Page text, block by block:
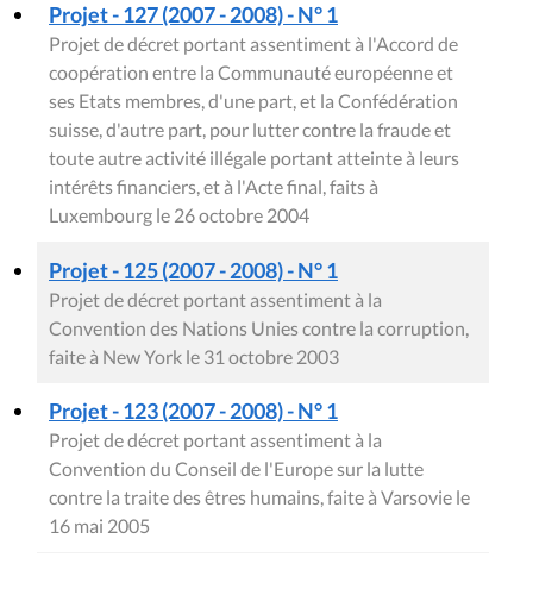
Projet - 127 (2007 - 2008) - N° 1
Projet de décret portant assentiment à l'Accord de
coopération entre la Communauté européenne et
ses Etats membres, d'une part, et la Confédération
suisse, d'autre part, pour lutter contre la fraude et
toute autre activité illégale portant atteinte à leurs
intérêts financiers, et à l'Acte final, faits à
Luxembourg le 26 octobre 2004
Projet - 125 (2007 - 2008) - N° 1
Projet de décret portant assentiment à la
Convention des Nations Unies contre la corruption,
faite à New York le 31 octobre 2003
Projet - 123 (2007 - 2008) - N° 1
Projet de décret portant assentiment à la
Convention du Conseil de l'Europe sur la lutte
contre la traite des êtres humains, faite à Varsovie le
16 mai 2005